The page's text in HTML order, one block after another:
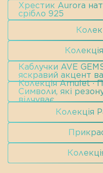
Хрестик Aurora
срібло 925
Каблучки AVE
яскравий акцент
Колекція Amulet ·
Символи, які
відчуває.
Колекція